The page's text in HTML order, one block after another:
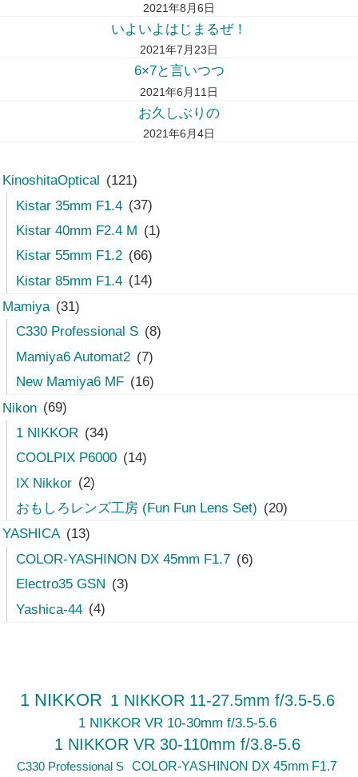
2021年8月6日
いよいよはじまるぜ！
2021年7月23日
6×7と言いつつ
2021年6月11日
お久しぶりの
2021年6月4日
KinoshitaOptical
(121)
Kistar 35mm F1.4 (37)
Kistar 40mm F2.4 M (1)
Kistar 55mm F1.2 (66)
Kistar 85mm F1.4 (14)
Mamiya (31)
C330 Professional S (8)
Mamiya6 Automat2 (7)
New Mamiya6 MF (16)
Nikon (69)
1 NIKKOR (34)
COOLPIX P6000 (14)
IX Nikkor (2)
おもしろレンズ工房 (Fun Fun Lens Set) (20)
YASHICA (13)
COLOR-YASHINON DX 45mm F1.7 (6)
Electro35 GSN (3)
Yashica-44 (4)
1 NIKKOR 1 NIKKOR 11-27.5mm f/3.5-5.6
1 NIKKOR VR 10-30mm f/3.5-5.6
1 NIKKOR VR 30-110mm f/3.8-5.6
C330 Professional S COLOR-YASHINON DX 45mm F1.7